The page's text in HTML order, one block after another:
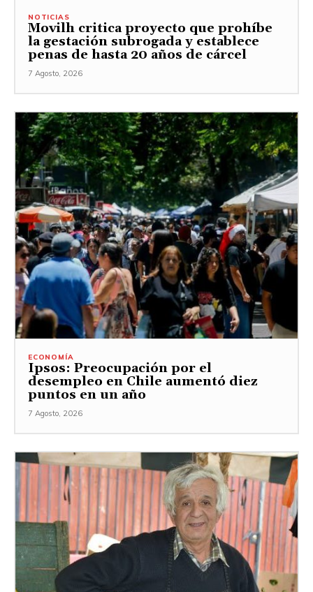
NOTICIAS
Movilh critica proyecto que prohíbe
la gestación subrogada y establece
penas de hasta 20 años de cárcel
7 Agosto, 2026
ECONOMÍA
Ipsos: Preocupación por el
desempleo en Chile aumentó diez
puntos en un año
7 Agosto, 2026